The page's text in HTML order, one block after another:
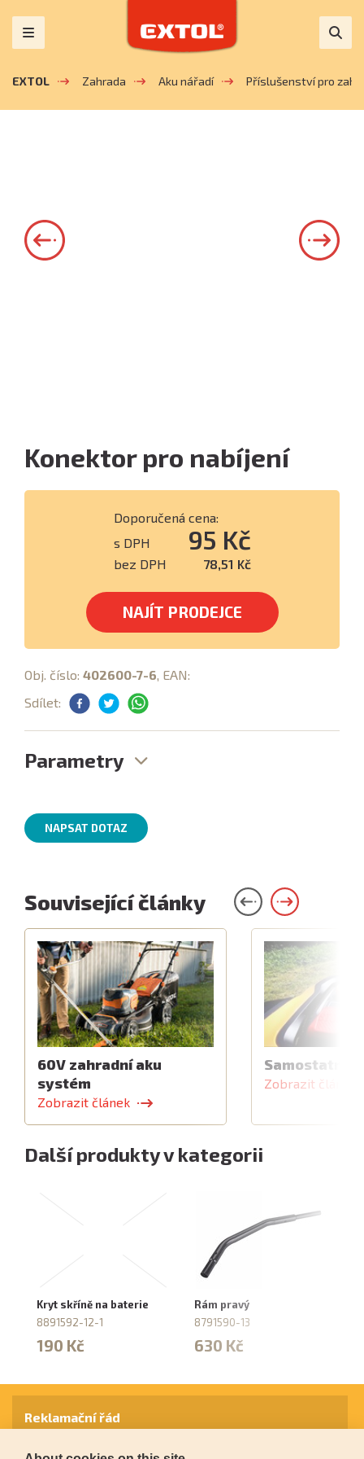
EXTOL Zahrada Aku nářadí Příslušenství pro
Konektor pro nabíjení
Doporučená cena:
s DPH
95 Kč
bez DPH 78,51 Kč
NAJÍT PRODEJCE
Obj. číslo: 402600-7-6, EAN:
Sdílet:
Parametry
NAPSAT DOTAZ
Související články
60V zahradní aku
systém
Zobrazit článek
Samostatný
Zobrazit článek
Další produkty v kategorii
Kryt skříně na baterie
8891592-12-1
190 Kč
Rám pravý
8791590-13
630 Kč
Reklamační řád